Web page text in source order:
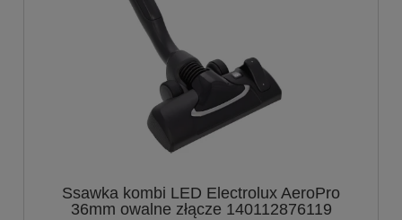
Ssawka kombi LED Electrolux AeroPro
36mm owalne złącze 140112876119